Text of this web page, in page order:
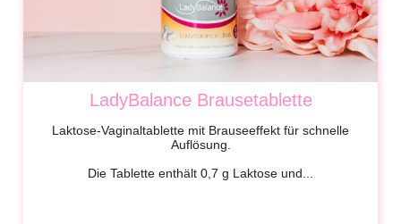
LadyBalance Brausetablette
Laktose-Vaginaltablette mit Brauseeffekt für schnelle
Auflösung.
Die Tablette enthält 0,7 g Laktose und...